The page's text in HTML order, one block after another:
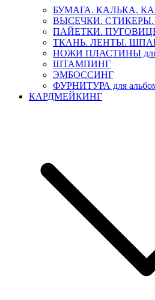
БУМАГА. КАЛЬКА.
ВЫСЕЧКИ.
ПАЙЕТКИ.
ТКАНЬ. ЛЕНТЫ.
НОЖИ ПЛАСТИНЫ для
ШТАМПИНГ
ЭМБОССИНГ
ФУРНИТУРА для
КАРДМЕЙКИНГ